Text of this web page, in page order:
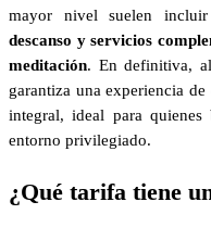
mayor nivel suelen incluir
descanso y servicios
meditación. En definitiva,
garantiza una experiencia
integral, ideal para quienes
entorno privilegiado.
¿Qué tarifa tiene